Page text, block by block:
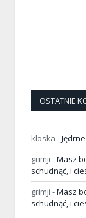
OSTATNIE
kloska -
grimji -Masz
schudnąć, i
grimji -Masz
schudnąć, i